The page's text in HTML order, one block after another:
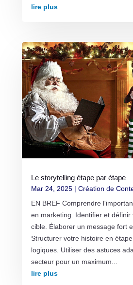
lire plus
Le storytelling étape par étape
Mar 24, 2025| Création de
EN BREF Comprendre
en marketing. Identifier et définir
cible. Élaborer un message fort
Structurer votre histoire en
logiques. Utiliser des astuces
secteur pour un maximum...
lire plus